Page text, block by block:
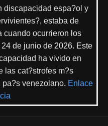
discapacidad espa?ol y
estaba de
cuando ocurrieron los
de junio de 2026. Este
ha vivido en
las cat?strofes m?s
venezolano. Enlace